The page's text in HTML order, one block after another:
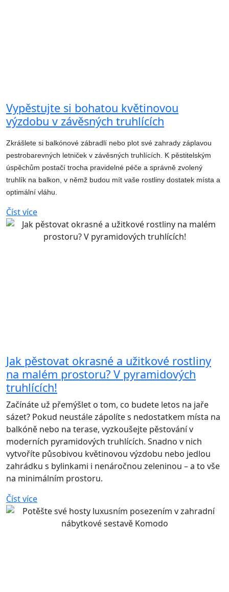
Vypěstujte si bohatou květinovou
výzdobu v závěsných truhlících
Zkrášlete si balkónové zábradlí nebo plot své zahrady záplavou
pestrobarevných letniček v závěsných truhlících. K pěstitelským
úspěchům postačí trocha pravidelné péče a správně zvolený
truhlík na balkon, v němž budou mít vaše rostliny dostatek místa a
optimální vláhu.
Číst více
Jak pěstovat okrasné a užitkové rostliny
na malém prostoru? V pyramidových
truhlících!
Začínáte už přemýšlet o tom, co budete letos na jaře
sázet? Pokud neustále zápolíte s nedostatkem místa na
balkóně nebo na terase, vyzkoušejte pěstování v
moderních pyramidových truhlících. Snadno v nich
vytvoříte působivou květinovou výzdobu nebo jedlou
zahrádku s bylinkami i nenáročnou zeleninou – a to vše
na minimálním prostoru.
Číst více